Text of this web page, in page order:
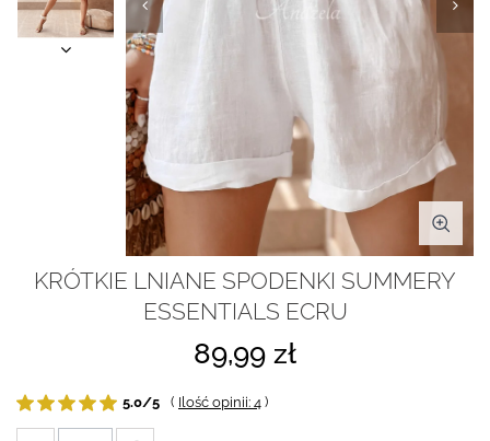
KRÓTKIE LNIANE SPODENKI SUMMERY
ESSENTIALS ECRU
89,99 zł
5.0/5 ( Ilość opinii: 4 )